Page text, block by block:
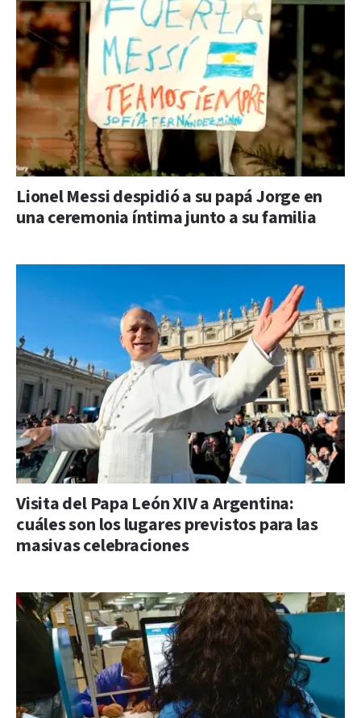
Lionel Messi despidió a su papá Jorge en
una ceremonia íntima junto a su familia
Visita del Papa León XIV a Argentina:
cuáles son los lugares previstos para las
masivas celebraciones